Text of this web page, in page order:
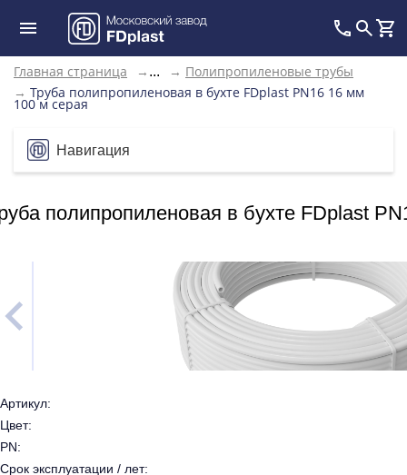
Главная страница → ... → Полипропиленовые трубы
→ Труба полипропиленовая в бухте FDplast PN16 16 мм
100 м серая
Навигация
полипропиленовая в бухте FDplast
Артикул:
Цвет:
PN:
Срок эксплуатации / лет: